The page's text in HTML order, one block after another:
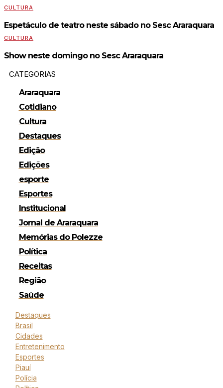
CULTURA
Espetáculo de teatro neste sábado no Sesc Araraquara
CULTURA
Show neste domingo no Sesc Araraquara
CATEGORIAS
Araraquara
Cotidiano
Cultura
Destaques
Edição
Edições
esporte
Esportes
Institucional
Jornal de Araraquara
Memórias do Polezze
Política
Receitas
Região
Saúde
Destaques
Brasil
Cidades
Entretenimento
Esportes
Piauí
Polícia